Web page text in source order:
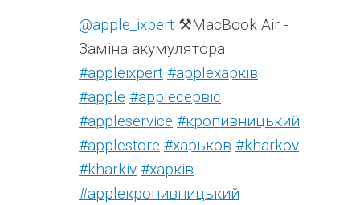
@apple_ixpert ⚒️MacBook Air -
Заміна акумулятора.
#appleixpert #аррleхарків
#apple #аррleсервіс
#appleservice #кропивницький
#applestore #харьков #kharkov
#kharkiv #харків
#appleкропивницький